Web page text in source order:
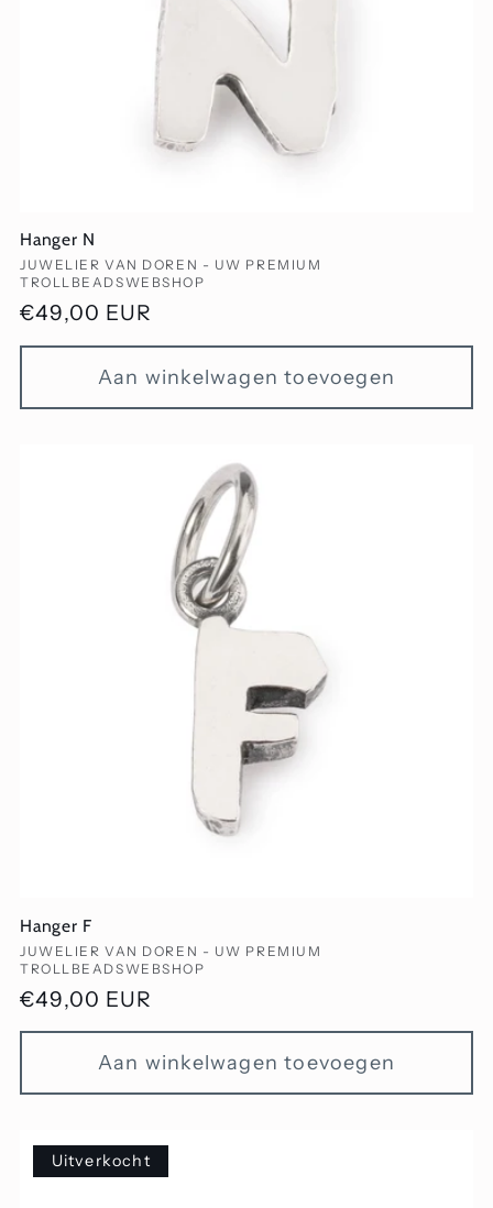
Hanger N
Verkoper:
JUWELIER VAN DOREN - UW PREMIUM
TROLLBEADSWEBSHOP
Normale
prijs
€49,00 EUR
Aan winkelwagen toevoegen
Hanger F
Verkoper:
JUWELIER VAN DOREN - UW PREMIUM
TROLLBEADSWEBSHOP
Normale
prijs
€49,00 EUR
Aan winkelwagen toevoegen
Uitverkocht